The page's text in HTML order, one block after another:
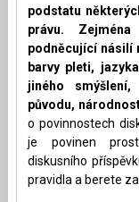
podstatu
právu.
podněcující násilí
barvy pleti,
jiného smýšlení,
původu,
o povinnostech
je povinen
diskusního
pravidla a berete